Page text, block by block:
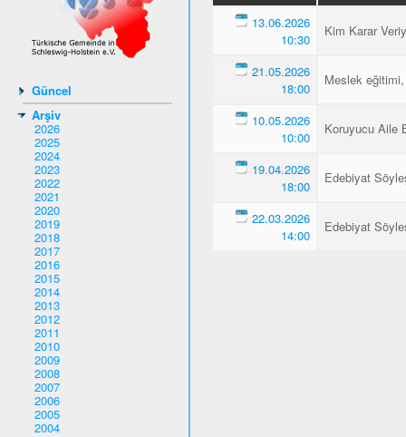
Güncel
Arşiv
2026
2025
2024
2023
2022
2021
2020
2019
2018
2017
2016
2015
2014
2013
2012
2011
2010
2009
2008
2007
2006
2005
2004
13.06.2026
10:30
Kim Karar
21.05.2026
18:00
Meslek
10.05.2026
10:00
Koruyucu Aile
19.04.2026
18:00
Edebiyat
22.03.2026
14:00
Edebiyat